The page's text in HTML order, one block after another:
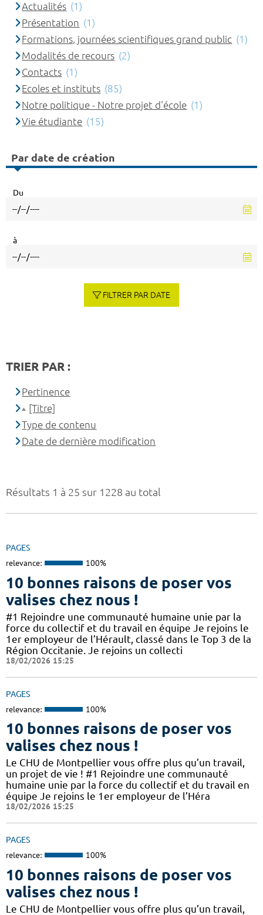
Résultats 1 à 25 sur 1228 au total
PAGES
relevance: 100%
10 bonnes raisons de poser vos
valises chez nous !
#1 Rejoindre une communauté humaine unie par la
force du collectif et du travail en équipe Je rejoins le
1er employeur de l’Hérault, classé dans le Top 3 de la
Région Occitanie. Je rejoins un collecti
18/02/2026 15:25
PAGES
relevance: 100%
10 bonnes raisons de poser vos
valises chez nous !
Le CHU de Montpellier vous offre plus qu’un travail,
un projet de vie ! #1 Rejoindre une communauté
humaine unie par la force du collectif et du travail en
équipe Je rejoins le 1er employeur de l’Héra
18/02/2026 15:25
PAGES
relevance: 100%
10 bonnes raisons de poser vos
valises chez nous !
Le CHU de Montpellier vous offre plus qu’un travail,
Actualités (1)
Présentation (1)
Formations, journées scientifiques grand public (1)
Modalités de recours (2)
Contacts (1)
Ecoles et instituts (85)
Notre politique - Notre projet d'école (1)
Vie étudiante (15)
Par date de création
Du
à
FILTRER PAR DATE
TRIER PAR :
Pertinence
[Titre]
Type de contenu
Date de dernière modification